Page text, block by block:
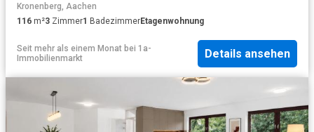
Kronenberg, Aachen
116 m²3 Zimmer1 BadezimmerEtagenwohnung
Seit mehr als einem Monat bei 1a-
Immobilienmarkt
Details ansehen